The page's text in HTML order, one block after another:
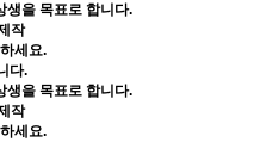
생을 목표로 합니다.
작
세요.
다.
생을 목표로 합니다.
작
세요.